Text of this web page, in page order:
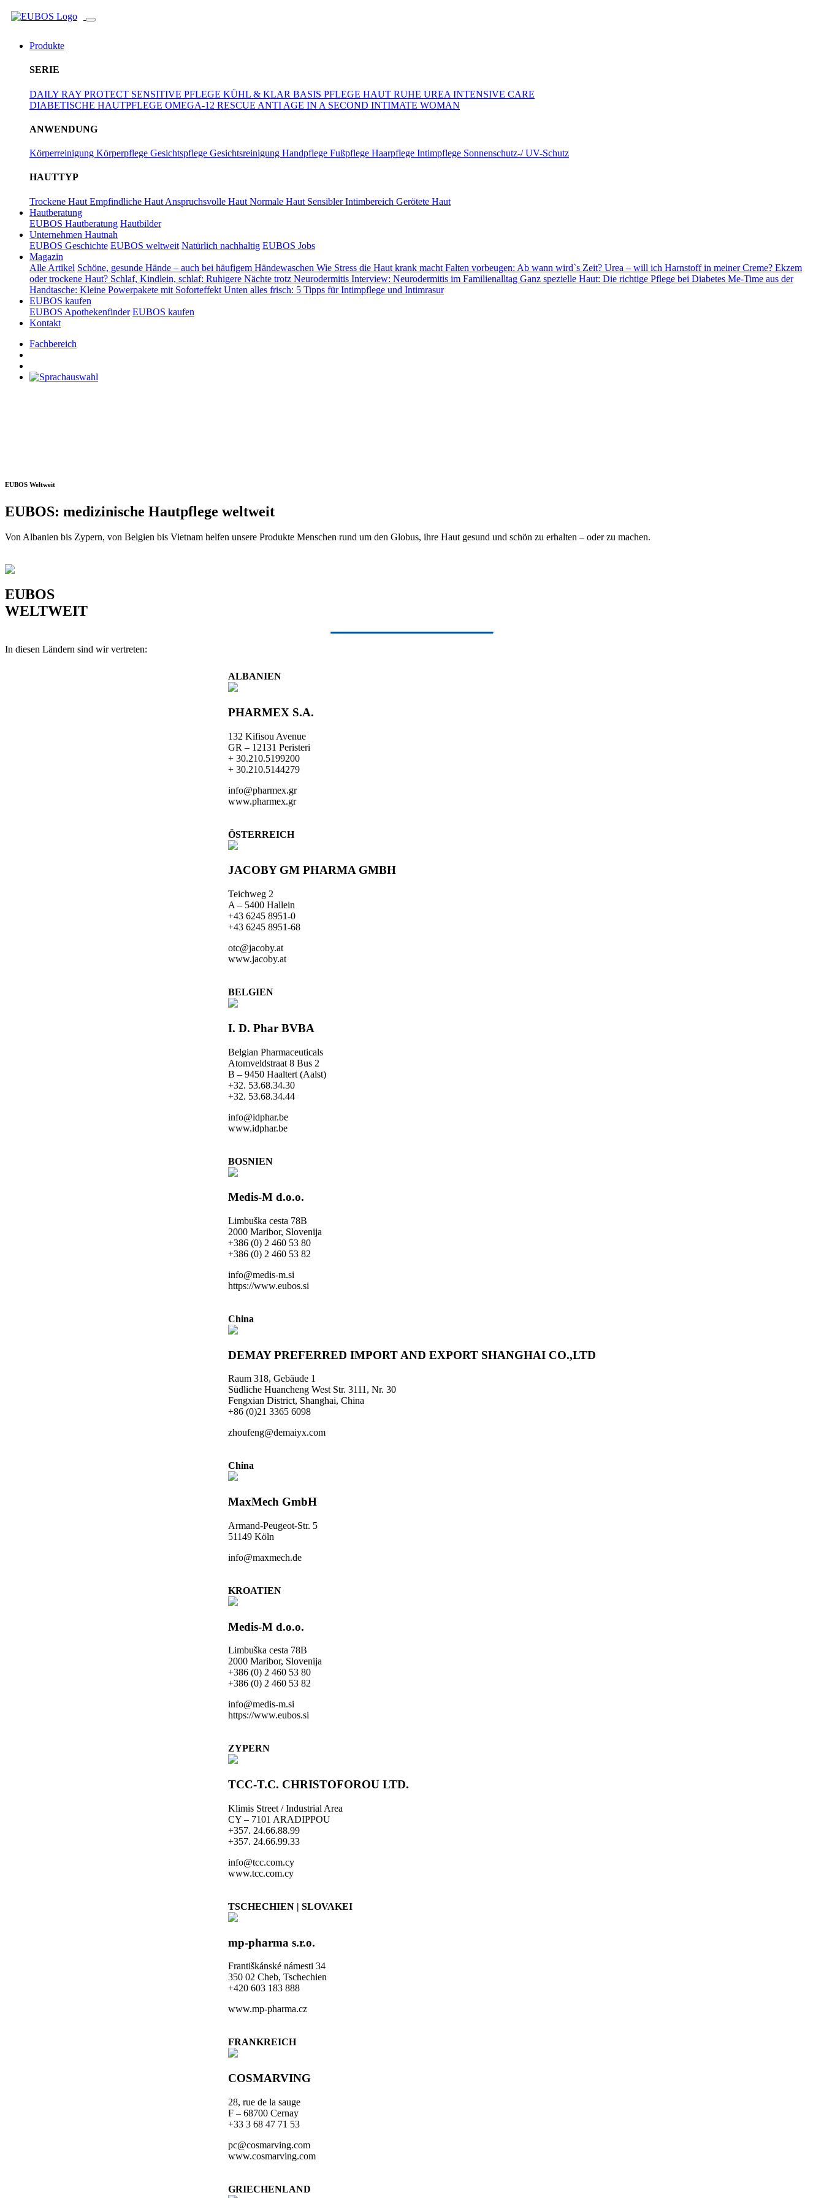
Zum Hauptinhalt springen
Produkte
SERIE
DAILY RAY PROTECT SENSITIVE PFLEGE KÜHL & KLAR BASIS PFLEGE HAUT RUHE UREA INTENSIVE CARE
DIABETISCHE HAUTPFLEGE OMEGA-12 RESCUE ANTI AGE IN A SECOND INTIMATE WOMAN
ANWENDUNG
Körperreinigung Körperpflege Gesichtspflege Gesichtsreinigung Handpflege Fußpflege Haarpflege Intimpflege Sonnenschutz-/ UV-Schutz
HAUTTYP
Trockene Haut Empfindliche Haut Anspruchsvolle Haut Normale Haut Sensibler Intimbereich Gerötete Haut
Hautberatung
EUBOS Hautberatung Hautbilder
Unternehmen Hautnah
EUBOS Geschichte EUBOS weltweit Natürlich nachhaltig EUBOS Jobs
Magazin
Alle Artikel Schöne, gesunde Hände – auch bei häufigem Händewaschen Wie Stress die Haut krank macht Falten vorbeugen: Ab wann wird`s Zeit? Urea – will ich Harnstoff in meiner Creme? Ekzem
oder trockene Haut? Schlaf, Kindlein, schlaf: Ruhigere Nächte trotz Neurodermitis Interview: Neurodermitis im Familienalltag Ganz spezielle Haut: Die richtige Pflege bei Diabetes Me-Time aus der
Handtasche: Kleine Powerpakete mit Soforteffekt Unten alles frisch: 5 Tipps für Intimpflege und Intimrasur
EUBOS kaufen
EUBOS Apothekenfinder EUBOS kaufen
Kontakt
Fachbereich
EUBOS Weltweit
EUBOS: medizinische Hautpflege weltweit
Von Albanien bis Zypern, von Belgien bis Vietnam helfen unsere Produkte Menschen rund um den Globus, ihre Haut gesund und schön zu erhalten – oder zu machen.
EUBOS
WELTWEIT
In diesen Ländern sind wir vertreten:
ALBANIEN
PHARMEX S.A.
132 Kifisou Avenue
GR – 12131 Peristeri
+ 30.210.5199200
+ 30.210.5144279
info@pharmex.gr
www.pharmex.gr
ÖSTERREICH
JACOBY GM PHARMA GMBH
Teichweg 2
A – 5400 Hallein
+43 6245 8951-0
+43 6245 8951-68
otc@jacoby.at
www.jacoby.at
BELGIEN
I. D. Phar BVBA
Belgian Pharmaceuticals
Atomveldstraat 8 Bus 2
B – 9450 Haaltert (Aalst)
+32. 53.68.34.30
+32. 53.68.34.44
info@idphar.be
www.idphar.be
BOSNIEN
Medis-M d.o.o.
Limbuška cesta 78B
2000 Maribor, Slovenija
+386 (0) 2 460 53 80
+386 (0) 2 460 53 82
info@medis-m.si
https://www.eubos.si
China
DEMAY PREFERRED IMPORT AND EXPORT SHANGHAI CO.,LTD
Raum 318, Gebäude 1
Südliche Huancheng West Str. 3111, Nr. 30
Fengxian District, Shanghai, China
+86 (0)21 3365 6098
zhoufeng@demaiyx.com
China
MaxMech GmbH
Armand-Peugeot-Str. 5
51149 Köln
info@maxmech.de
KROATIEN
Medis-M d.o.o.
Limbuška cesta 78B
2000 Maribor, Slovenija
+386 (0) 2 460 53 80
+386 (0) 2 460 53 82
info@medis-m.si
https://www.eubos.si
ZYPERN
TCC-T.C. CHRISTOFOROU LTD.
Klimis Street / Industrial Area
CY – 7101 ARADIPPOU
+357. 24.66.88.99
+357. 24.66.99.33
info@tcc.com.cy
www.tcc.com.cy
TSCHECHIEN | SLOVAKEI
mp-pharma s.r.o.
Františkánské námesti 34
350 02 Cheb, Tschechien
+420 603 183 888
www.mp-pharma.cz
FRANKREICH
COSMARVING
28, rue de la sauge
F – 68700 Cernay
+33 3 68 47 71 53
pc@cosmarving.com
www.cosmarving.com
GRIECHENLAND